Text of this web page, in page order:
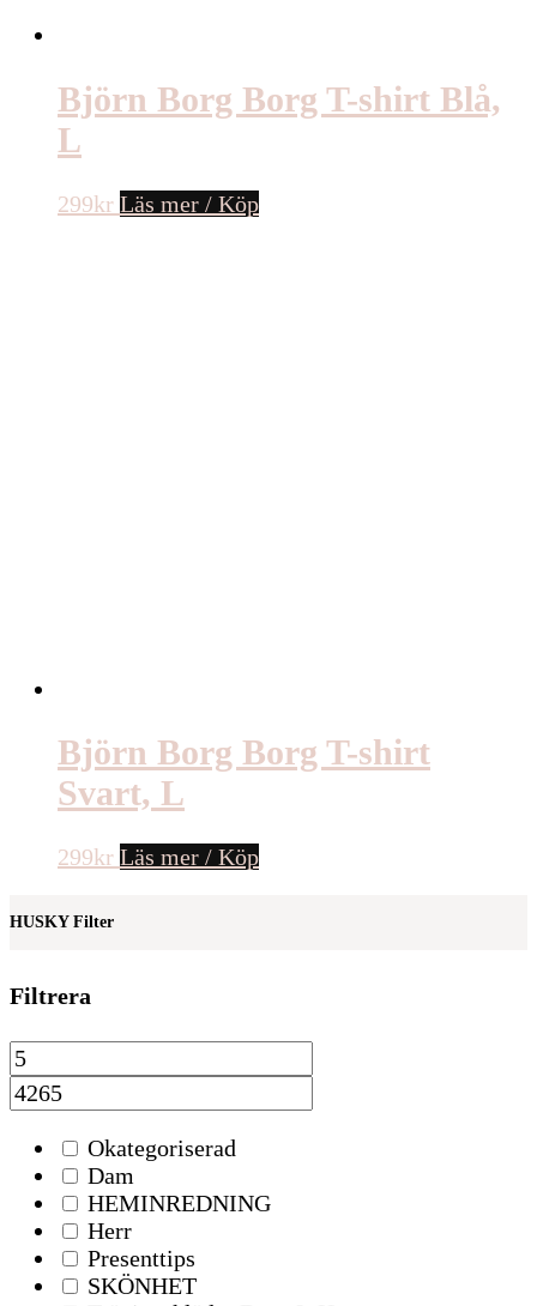
Björn Borg Borg T-shirt Blå,
L
299kr Läs mer / Köp
Björn Borg Borg T-shirt
Svart, L
299kr Läs mer / Köp
HUSKY Filter
Filtrera
Okategoriserad
Dam
HEMINREDNING
Herr
Presenttips
SKÖNHET